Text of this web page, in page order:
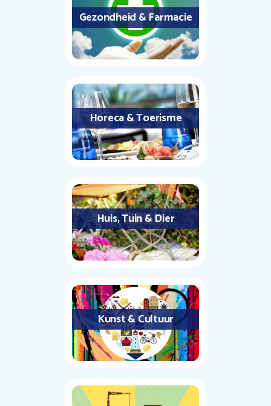
Gezondheid & Farmacie
Horeca & Toerisme
Huis, Tuin & Dier
Kunst & Cultuur